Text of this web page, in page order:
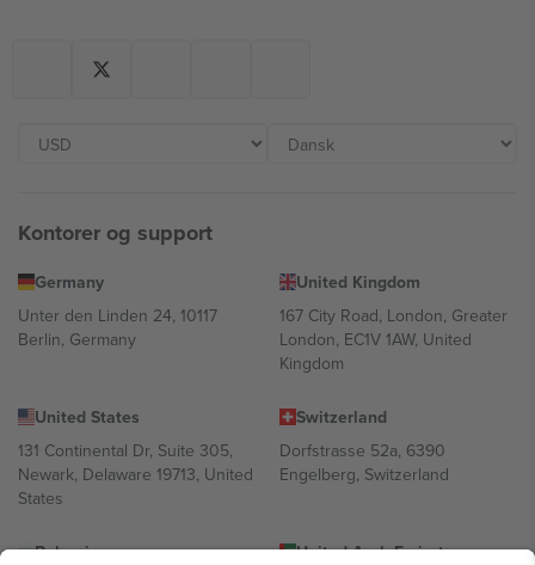
Kontorer og support
Germany
Unter den Linden 24, 10117
Berlin, Germany
United Kingdom
167 City Road, London, Greater
London, EC1V 1AW, United
Kingdom
United States
131 Continental Dr, Suite 305,
Newark, Delaware 19713, United
States
Switzerland
Dorfstrasse 52a, 6390
Engelberg, Switzerland
Bulgaria
United Arab Emirates